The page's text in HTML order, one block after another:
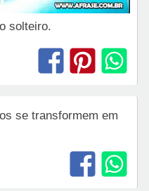
solteiro.
se transformem em